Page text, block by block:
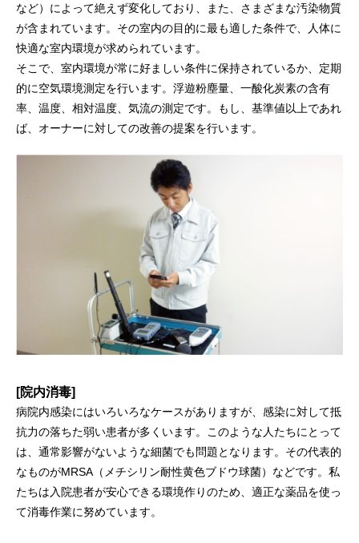
など）によって絶えず変化しており、また、さまざまな汚染物質
が含まれています。その室内の目的に最も適した条件で、人体に
快適な室内環境が求められています。
そこで、室内環境が常に好ましい条件に保持されているか、定期
的に空気環境測定を行います。浮遊粉塵量、一酸化炭素の含有
率、温度、相対温度、気流の測定です。もし、基準値以上であれ
ば、オーナーに対しての改善の提案を行います。
[院内消毒]
病院内感染にはいろいろなケースがありますが、感染に対して抵
抗力の落ちた弱い患者が多くいます。このような人たちにとって
は、通常影響がないような細菌でも問題となります。その代表的
なものがMRSA（メチシリン耐性黄色ブドウ球菌）などです。私
たちは入院患者が安心できる環境作りのため、適正な薬品を使っ
て消毒作業に努めています。